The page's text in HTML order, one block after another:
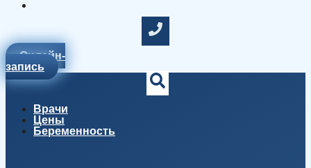
Онлайн-
запись
Врачи
Цены
Беременность